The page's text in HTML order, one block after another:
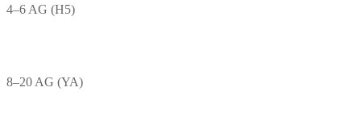
4–6 AG (H5)
8–20 AG (YA)